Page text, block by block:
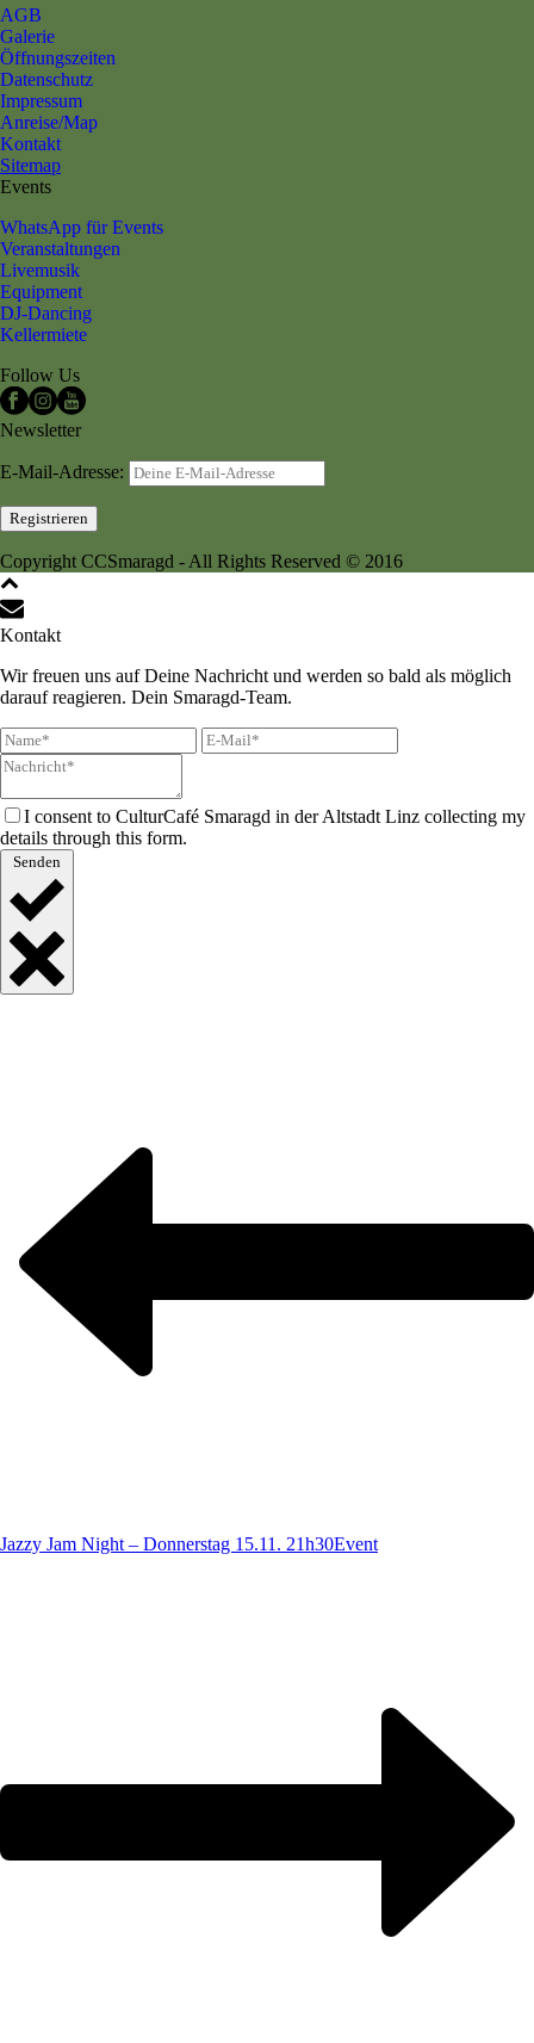
AGB
Galerie
Öffnungszeiten
Datenschutz
Impressum
Anreise/Map
Kontakt
Sitemap
Events
WhatsApp für Events
Veranstaltungen
Livemusik
Equipment
DJ-Dancing
Kellermiete
Follow Us
Newsletter
E-Mail-Adresse:
Copyright CCSmaragd - All Rights Reserved © 2016
Kontakt
Wir freuen uns auf Deine Nachricht und werden so bald als möglich
darauf reagieren. Dein Smaragd-Team.
I consent to CulturCafé Smaragd in der Altstadt Linz collecting my
details through this form.
Senden
Jazzy Jam Night – Donnerstag 15.11. 21h30Event